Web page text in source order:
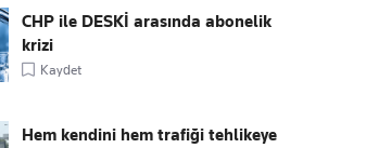
CHP ile DESKİ arasında abonelik
krizi
Kaydet
Hem kendini hem trafiği tehlikeye